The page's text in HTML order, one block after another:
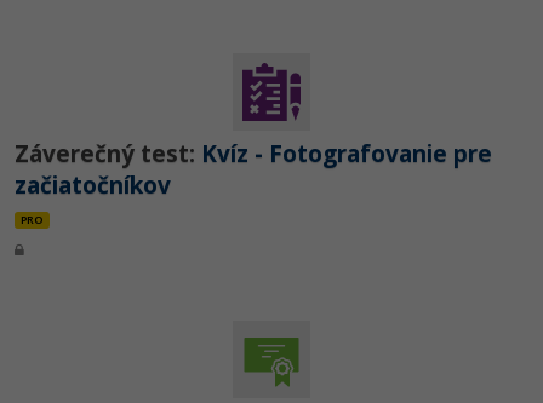
Záverečný test: Kvíz - Fotografovanie pre
začiatočníkov
PRO